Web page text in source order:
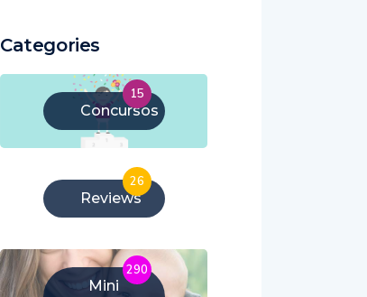
Categories
Concursos
15
Reviews
26
Mini
290